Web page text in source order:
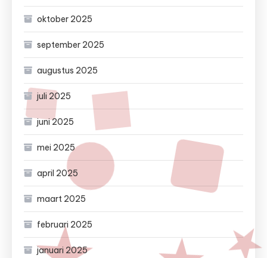
oktober 2025
september 2025
augustus 2025
juli 2025
juni 2025
mei 2025
april 2025
maart 2025
februari 2025
januari 2025